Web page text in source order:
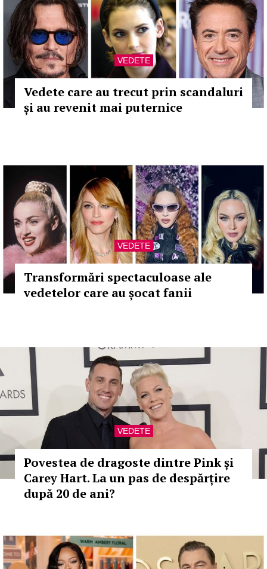
VEDETE
Vedete care au trecut prin scandaluri
și au revenit mai puternice
VEDETE
Transformări spectaculoase ale
vedetelor care au șocat fanii
VEDETE
Povestea de dragoste dintre Pink și
Carey Hart. La un pas de despărțire
după 20 de ani?